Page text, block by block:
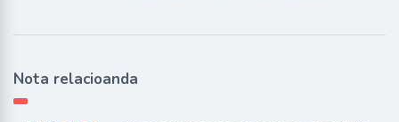
Nota relacioanda